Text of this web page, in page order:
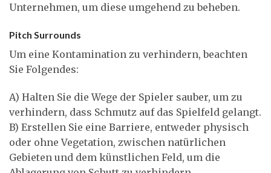
Unternehmen, um diese umgehend zu beheben.
Pitch Surrounds
Um eine Kontamination zu verhindern, beachten
Sie Folgendes:
A) Halten Sie die Wege der Spieler sauber, um zu
verhindern, dass Schmutz auf das Spielfeld gelangt.
B) Erstellen Sie eine Barriere, entweder physisch
oder ohne Vegetation, zwischen natürlichen
Gebieten und dem künstlichen Feld, um die